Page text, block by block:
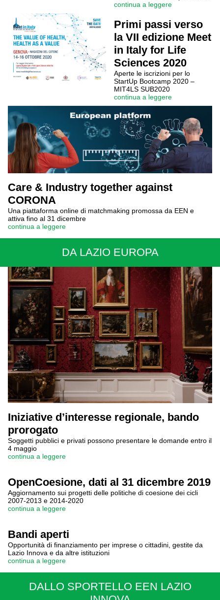
continua a leggere
Primi passi verso
la VII edizione Meet
in Italy for Life
Sciences 2020
Aperte le iscrizioni per lo
StartUp Bootcamp 2020 –
MIT4LS SUB2020
continua a leggere
Care & Industry together against
CORONA
Una piattaforma online di matchmaking promossa da EEN e
attiva fino al 31 dicembre
continua a leggere
DA LAZIO EUROPA
Iniziative d’interesse regionale, bando
prorogato
Soggetti pubblici e privati possono presentare le domande entro il
4 maggio
continua a leggere
OpenCoesione, dati al 31 dicembre 2019
Aggiornamento sui progetti delle politiche di coesione dei cicli
2007-2013 e 2014-2020
continua a leggere
Bandi aperti
Opportunità di finanziamento per imprese o cittadini, gestite da
Lazio Innova e da altre istituzioni
continua a leggere
DALLO SPORTELLO EEN LAZIO